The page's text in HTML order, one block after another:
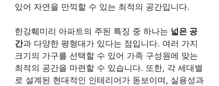
있어 자연을 만끽할 수 있는 최적의 공간입니다.
한강훼미리 아파트의 주된 특징 중 하나는 넓은 공
간과 다양한 평형대가 있다는 점입니다. 여러 가지
크기의 가구를 선택할 수 있어 가족 구성원에 맞는
최적의 공간을 마련할 수 있습니다. 또한, 각 세대별
로 설계된 현대적인 인테리어 가 돋보이며, 실용성과